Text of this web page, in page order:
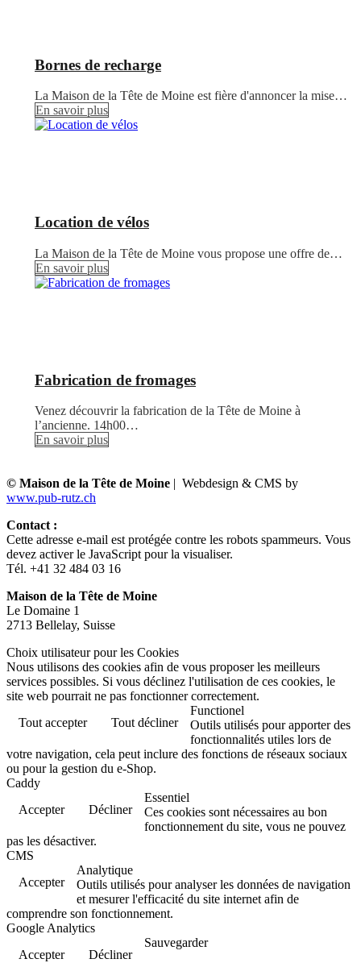
Bornes de recharge
La Maison de la Tête de Moine est fière d'annoncer la mise…
En savoir plus
Location de vélos
La Maison de la Tête de Moine vous propose une offre de…
En savoir plus
Fabrication de fromages
Venez découvrir la fabrication de la Tête de Moine à
l’ancienne. 14h00…
En savoir plus
© Maison de la Tête de Moine | Webdesign & CMS by
www.pub-rutz.ch
Contact :
Cette adresse e-mail est protégée contre les robots spammeurs. Vous
devez activer le JavaScript pour la visualiser.
Tél. +41 32 484 03 16
Maison de la Tête de Moine
Le Domaine 1
2713 Bellelay, Suisse
Choix utilisateur pour les Cookies
Nous utilisons des cookies afin de vous proposer les meilleurs
services possibles. Si vous déclinez l'utilisation de ces cookies, le
site web pourrait ne pas fonctionner correctement.
Tout accepter
Tout décliner
Functionel
Outils utilisés pour apporter des
fonctionnalités utiles lors de
votre navigation, cela peut inclure des fonctions de réseaux sociaux
ou pour la gestion du e-Shop.
Caddy
Accepter
Décliner
Essentiel
Ces cookies sont nécessaires au bon
fonctionnement du site, vous ne pouvez
pas les désactiver.
CMS
Accepter
Analytique
Outils utilisés pour analyser les données de navigation
et mesurer l'efficacité du site internet afin de
comprendre son fonctionnement.
Google Analytics
Accepter
Décliner
Sauvegarder